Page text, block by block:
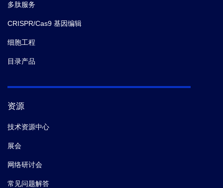
多肽服务
CRISPR/Cas9 基因编辑
细胞工程
目录产品
资源
技术资源中心
展会
网络研讨会
常见问题解答